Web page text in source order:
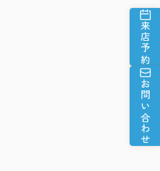
来店予約
お問い合わせ